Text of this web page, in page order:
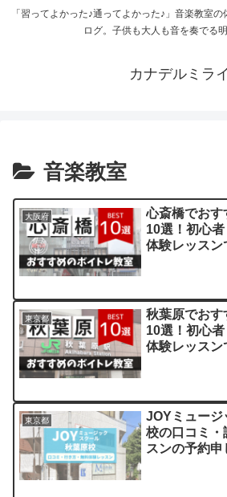
「習ってよかった♪通ってよかった♪」音楽教室
ログ。子供も大人も音を奏でる明
カナデルミライ
音楽教室
大阪府
心斎橋でお
10選！初心
体験レッスン
東京都
秋葉原でお
10選！初心
体験レッスン
東京都
JOYミュージ
校の口コミ・
スンの予約申